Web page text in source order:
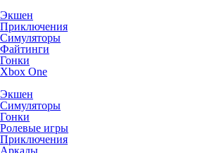
Экшен
Приключения
Симуляторы
Файтинги
Гонки
Xbox One
Экшен
Симуляторы
Гонки
Ролевые игры
Приключения
Аркады